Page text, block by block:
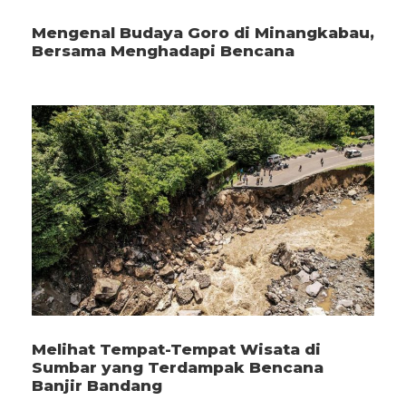
Mengenal Budaya Goro di Minangkabau,
Bersama Menghadapi Bencana
Melihat Tempat-Tempat Wisata di
Sumbar yang Terdampak Bencana
Banjir Bandang